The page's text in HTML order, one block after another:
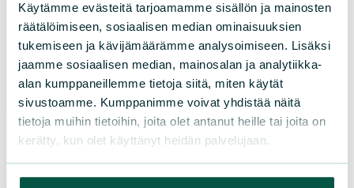
Käytämme evästeitä tarjoamamme sisällön ja mainosten
räätälöimiseen, sosiaalisen median ominaisuuksien
tukemiseen ja kävijämäärämme analysoimiseen. Lisäksi
jaamme sosiaalisen median, mainosalan ja analytiikka-
alan kumppaneillemme tietoja siitä, miten käytät
sivustoamme. Kumppanimme voivat yhdistää näitä
tietoja muihin tietoihin, joita olet antanut heille tai joita on
kerätty, kun olet käyttänyt heidän palvelujaan.
Osallistu tapahtumaan
Tule vapaaehtoiseksi
Liity jäseneksi
Piirit ja yhdistykset
LIITY JÄSENEKSI